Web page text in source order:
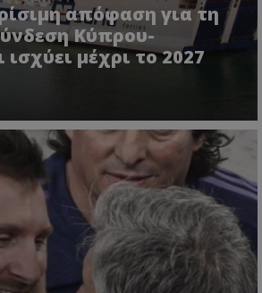
απόφαση για τη
Κύπρου-
ισχύει μέχρι το 2027